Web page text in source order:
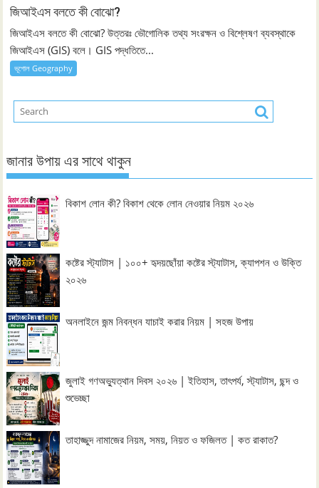
জিআইএস বলতে কী বোঝো?
জিআইএস বলতে কী বোঝো? উত্তরঃ ভৌগোলিক তথ্য সংরক্ষন ও বিশ্লেষণ ব্যবস্থাকে
জিআইএস (GIS) বলে। GIS পদ্ধতিতে...
ভূগোল Geography
জানার উপায় এর সাথে থাকুন
বিকাশ লোন কী? বিকাশ থেকে লোন নেওয়ার নিয়ম ২০২৬
কষ্টের স্ট্যাটাস | ১০০+ হৃদয়ছোঁয়া কষ্টের স্ট্যাটাস, ক্যাপশন ও উক্তি
২০২৬
অনলাইনে জন্ম নিবন্ধন যাচাই করার নিয়ম | সহজ উপায়
জুলাই গণঅভ্যুত্থান দিবস ২০২৬ | ইতিহাস, তাৎপর্য, স্ট্যাটাস, ছন্দ ও
শুভেচ্ছা
তাহাজ্জুদ নামাজের নিয়ম, সময়, নিয়ত ও ফজিলত | কত রাকাত?